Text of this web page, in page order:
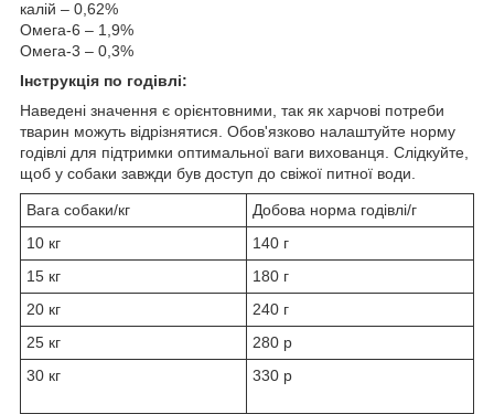
калій – 0,62%
Омега-6 – 1,9%
Омега-3 – 0,3%
Інструкція по годівлі:
Наведені значення є орієнтовними, так як харчові потреби
тварин можуть відрізнятися. Обов'язково налаштуйте норму
годівлі для підтримки оптимальної ваги вихованця. Слідкуйте,
щоб у собаки завжди був доступ до свіжої питної води.
Вага собаки/кг
Добова норма годівлі/г
10 кг
140 г
15 кг
180 г
20 кг
240 г
25 кг
280 р
30 кг
330 р